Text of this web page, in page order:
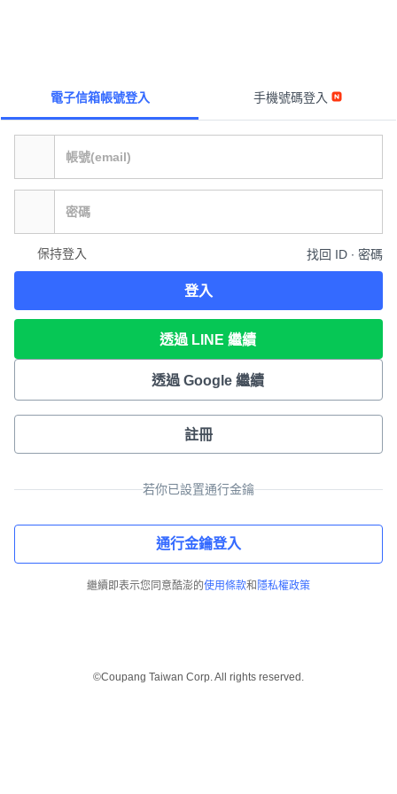
電子信箱帳號登入 手機號碼登入
保持登入 找回 ID ∙ 密碼
登入
透過 LINE 繼續
透過 Google 繼續
註冊
若你已設置通行金鑰
通行金鑰登入
繼續即表示您同意酷澎的使用條款和 隱私權政策
©Coupang Taiwan Corp. All rights reserved.